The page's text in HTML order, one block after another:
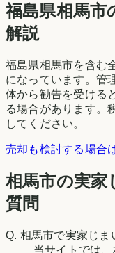
福島県相馬市
解説
福島県相馬市を含む
になっています。管
体から勧告を受ける
る場合があります。
してください。
売却も検討する場合
相馬市の実家
質問
Q. 相馬市で実家じま
当サイトでは